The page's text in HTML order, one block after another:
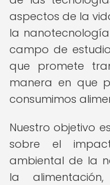
aspectos de la
la
campo de
que promete
manera en que
consumimos
Nuestro objetivo
sobre el
ambiental de la
la